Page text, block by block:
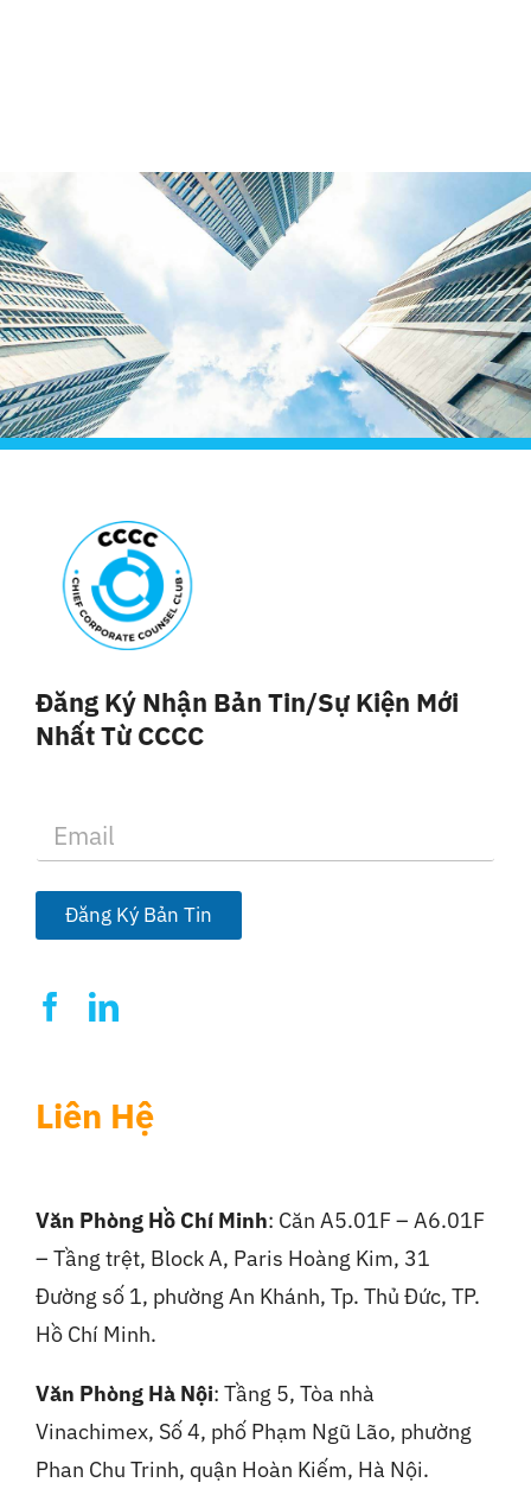
Đăng Ký Nhận Bản Tin/sự Kiện Mới
Nhất Từ CCCC
a
i
*
Đăng Ký Bản Tin
Liên Hệ
Văn Phòng Hồ Chí Minh: Căn A5.01F – A6.01F
– Tầng trệt, Block A, Paris Hoàng Kim, 31
Đường số 1, phường An Khánh, Tp. Thủ Đức, TP.
Hồ Chí Minh.
Văn Phòng Hà Nội: Tầng 5, Tòa nhà
Vinachimex, Số 4, phố Phạm Ngũ Lão, phường
Phan Chu Trinh, quận Hoàn Kiếm, Hà Nội.